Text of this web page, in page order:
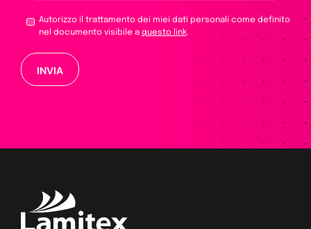
Autorizzo il trattamento dei miei dati personali come definito
nel documento visibile a questo link.
Si prega di lasciare vuoto questo campo.